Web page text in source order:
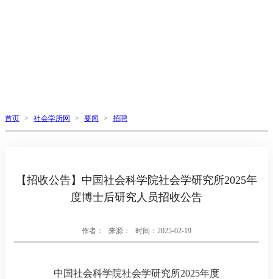
首页 > 社会学所网 > 要闻 > 招聘
【招收公告】中国社会科学院社会学研究所2025年
度博士后研究人员招收公告
作者： 来源： 时间：2025-02-19
中国社会科学院社会学研究所2025年度